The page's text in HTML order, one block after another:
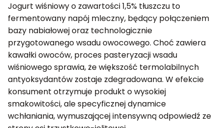
Jogurt wiśniowy o zawartości 1,5% tłuszczu to
fermentowany napój mleczny, będący połączeniem
bazy nabiałowej oraz technologicznie
przygotowanego wsadu owocowego. Choć zawiera
kawałki owoców, proces pasteryzacji wsadu
wiśniowego sprawia, że większość termolabilnych
antyoksydantów zostaje zdegradowana. W efekcie
konsument otrzymuje produkt o wysokiej
smakowitości, ale specyficznej dynamice
wchłaniania, wymuszającej intensywną odpowiedź ze